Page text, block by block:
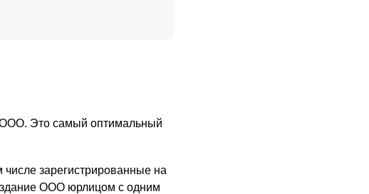
ООО. Это самый оптимальный
зарегистрированные на
ООО юрлицом с одним